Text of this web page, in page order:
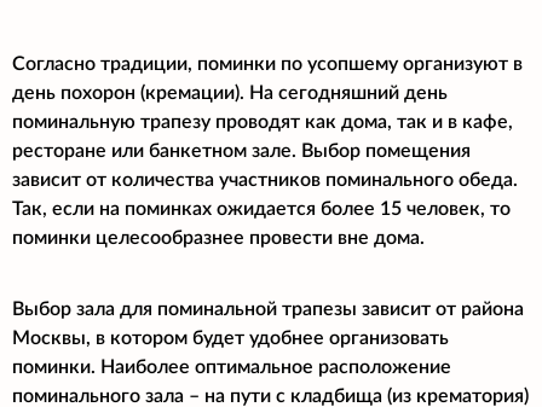
Согласно традиции, поминки по усопшему организуют в
день похорон (кремации). На сегодняшний день
поминальную трапезу проводят как дома, так и в кафе,
ресторане или банкетном зале. Выбор помещения
зависит от количества участников поминального обеда.
Так, если на поминках ожидается более 15 человек, то
поминки целесообразнее провести вне дома.
Выбор зала для поминальной трапезы зависит от района
Москвы, в котором будет удобнее организовать
поминки. Наиболее оптимальное расположение
поминального зала – на пути с кладбища (из крематория)